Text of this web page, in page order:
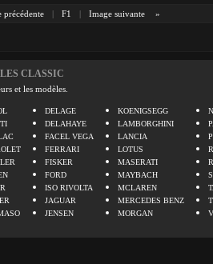
précédente | F1 | Image suivante »
CLASSIC
et les modèles.
DELAGE
DELAHAYE
FACEL VEGA
FERRARI
FISKER
FORD
ISO RIVOLTA
JAGUAR
JENSEN
KOENIGSEGG
LAMBORGHINI
LANCIA
LOTUS
MASERATI
MAYBACH
MCLAREN
MERCEDES BENZ
MORGAN